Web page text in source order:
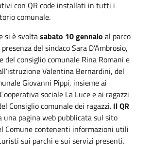
con QR code installati in tutti i
comunale.
si è svoltasabato 10 gennaio al parco
del sindaco Sara D’Ambrosio,
del consiglio comunale Rina Romani e
Valentina Bernardini, del
Giovanni Pippi, insieme ai
sociale La Luce e ai ragazzi
Consiglio comunale dei ragazzi. Il QR
una pagina web pubblicata sul sito
Comune contenenti informazioni utili
sui parchi e sui servizi presenti.